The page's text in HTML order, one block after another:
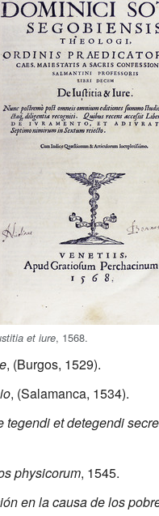
et iure, 1568.
, (Burgos, 1529).
, (Salamanca, 1534).
tegendi et detegendi
physicorum, 1545.
en la causa de los